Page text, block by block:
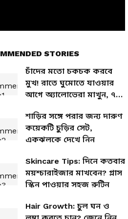
STORIES
চাঁদের মতো চকচক করবে
মুখ! রাতে ঘুমোতে যাওয়ার
আগে অ্যালোভেরা মাখুন, ৭
শাড়ির সঙ্গে পরার জন্য দারুণ
কয়েকটি চুড়ির সেট,
একঝলকে দেখে নিন
Skincare Tips: দিনে কতবার
ময়শ্চারাইজার মাখবেন? গ্লাস
স্কিন পাওয়ার সহজ রুটিন
Hair Growth: চুল ঘন ও